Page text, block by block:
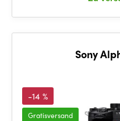
Sony
-14 %
Gratisversand